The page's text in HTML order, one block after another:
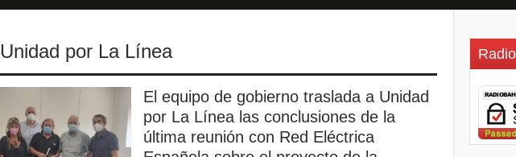
Unidad por La Línea
El equipo de gobierno traslada a Unidad
por La Línea las conclusiones de la
última reunión con Red Eléctrica